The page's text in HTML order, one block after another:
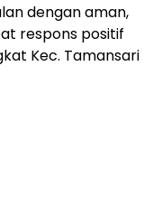
dengan aman,
respons positif
Kec. Tamansari